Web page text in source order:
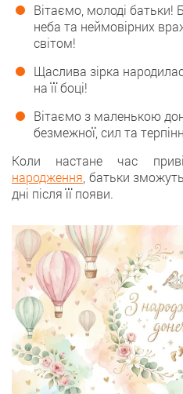
Вітаємо, молоді
неба та неймовірних
світом!
Щаслива зірка
на її боці!
Вітаємо з маленькою
безмежної, сил та
Коли настане час
народження , батьки
дні після її появи.